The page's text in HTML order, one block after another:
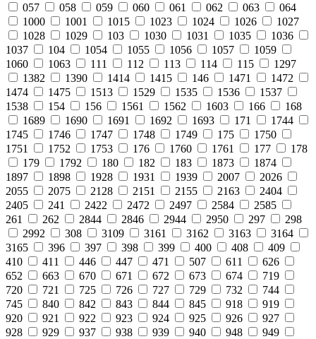
057
058 059 060 061 062 063
064
1000
1001 1015 1023 1024 1026
1027
1028
1029 103 1030 1031 1035
1036
1037
104 1054 1055 1056 1057
1059
1060
1063 111 112 113 114 115
1297
1382
1390 1414 1415 146 1471
1472
1474
1475 1513 1529 1535 1536
1537
1538
154 156 1561 1562 1603 166
168
1689
1690 1691 1692 1693 171
1744
1745
1746 1747 1748 1749 175
1750
1751
1752 1753 176 1760 1761 177
178
179
1792 180 182 183 1873
1874
1897
1898 1928 1931 1939 2007
2026
2055
2075 2128 2151 2155 2163
2404
2405
241 2422 2472 2497 2584
2585
261
262 2844 2846 2944 2950 297
298
2992
308 3109 3161 3162 3163
3164
3165
396 397 398 399 400 408
409
410
411 446 447 471 507 611
626
652
663 670 671 672 673 674
719
720
721 725 726 727 729 732
744
745
840 842 843 844 845 918
919
920
921 922 923 924 925 926
927
928
929 937 938 939 940 948
949